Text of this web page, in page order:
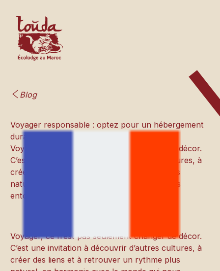
Blog
Voyager responsable : optez pour un hébergement
durable
Voyager, ce n’est pas seulement changer de décor.
C’est une invitation à découvrir d’autres cultures, à
créer des liens et à retrouver un rythme plus
naturel, en harmonie avec le monde qui nous
entoure.
Voyager, ce n’est pas seulement changer de décor.
C’est une invitation à découvrir d’autres cultures, à
créer des liens et à retrouver un rythme plus